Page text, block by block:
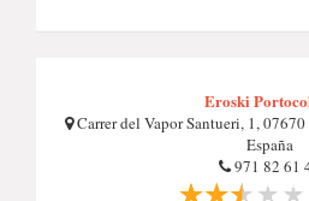
Eroski
Carrer del Vapor Santueri, 1,
España
971 82 61